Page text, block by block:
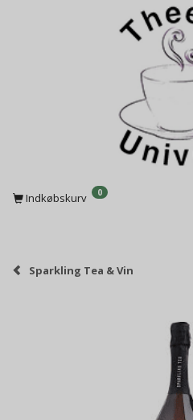
Indkøbskurv 0
Sparkling Tea & Vin